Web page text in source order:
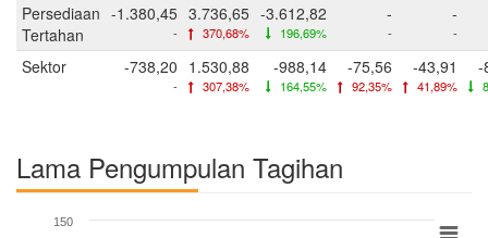
Persediaan
Tertahan
-1.380,45
-
3.736,65
370,68%
-3.612,82
196,69%
-
-
-
-
Sektor -738,20
-
1.530,88
307,38%
-988,14
164,55%
-75,56
92,35%
-43,91
41,89%
-
Lama Pengumpulan Tagihan
150